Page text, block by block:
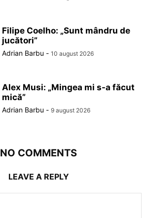
Filipe Coelho: „Sunt mândru de
jucători”
Adrian Barbu - 10 august 2026
Alex Musi: „Mingea mi s-a făcut
mică”
Adrian Barbu - 9 august 2026
NO COMMENTS
LEAVE A REPLY